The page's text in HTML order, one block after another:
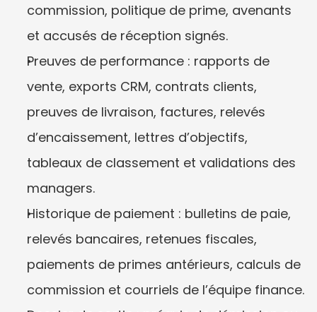
commission, politique de prime, avenants
et accusés de réception signés.
Preuves de performance : rapports de
vente, exports CRM, contrats clients,
preuves de livraison, factures, relevés
d’encaissement, lettres d’objectifs,
tableaux de classement et validations des
managers.
Historique de paiement : bulletins de paie,
relevés bancaires, retenues fiscales,
paiements de primes antérieurs, calculs de
commission et courriels de l’équipe finance.